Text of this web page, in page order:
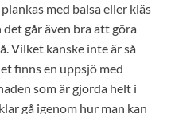
med balsa eller kläs
går även bra att göra
Vilket kanske inte är så
finns en uppsjö med
som är gjorda helt i
gå igenom hur man kan